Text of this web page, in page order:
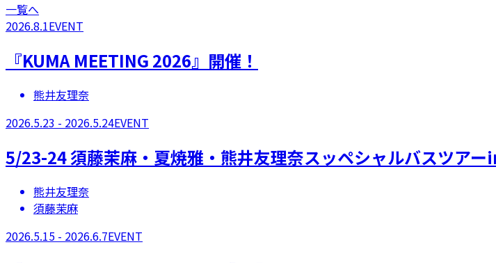
一覧へ
2026.8.1EVENT
『KUMA MEETING 2026』開催！
熊井友理奈
2026.5.23 - 2026.5.24EVENT
5/23-24 須藤茉麻・夏焼雅・熊井友理奈スッペシャルバスツア
熊井友理奈
須藤茉麻
2026.5.15 - 2026.6.7EVENT